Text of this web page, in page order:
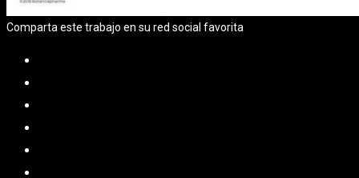
Comparta este trabajo en su red social favorita